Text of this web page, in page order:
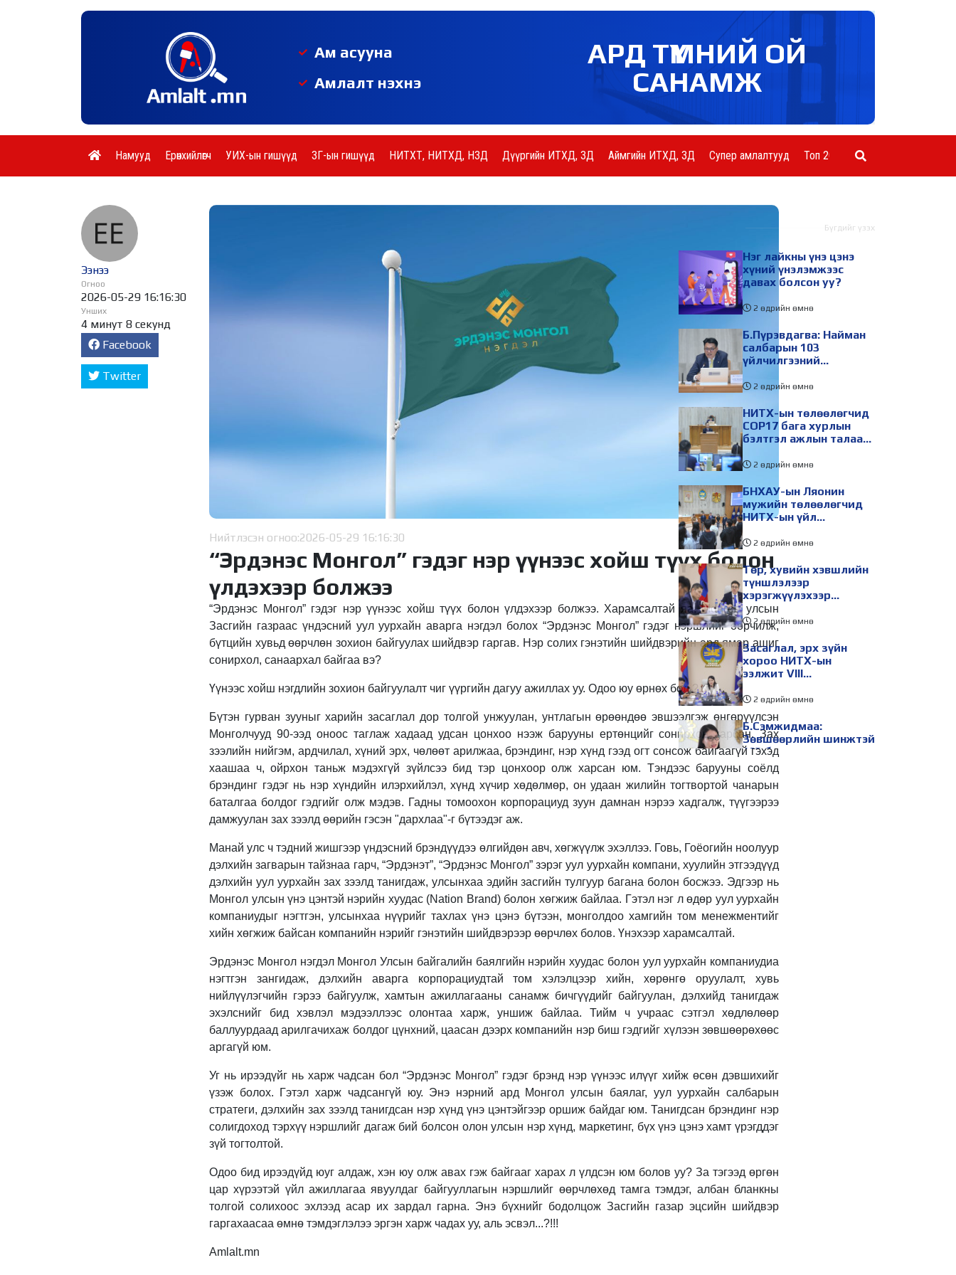
Ам асууна
Амлалт нэхнэ
АРД ТҮМНИЙ ОЙ
САНАМЖ
Намууд Ерөнхийлөгч УИХ-ын гишүүд ЗГ-ын гишүүд НИТХТ, НИТХД, НЗД Дүүргийн ИТХД, ЗД Аймгийн ИТХД, ЗД Супер амлалтууд Топ 20 ААН
Ээнээ
Огноо
2026-05-29 16:16:30
Унших
4 минут 8 секунд
Facebook
Twitter
Нийтлэсэн огноо:2026-05-29 16:16:30
“Эрдэнэс Монгол” гэдэг нэр үүнээс хойш түүх болон
үлдэхээр болжээ
“Эрдэнэс Монгол” гэдэг нэр үүнээс хойш түүх болон үлдэхээр болжээ. Харамсалтай яа. Монгол улсын
Засгийн газраас үндэсний уул уурхайн аварга нэгдэл болох “Эрдэнэс Монгол” гэдэг нэршлийг өөрчилж,
бүтцийн хувьд өөрчлөн зохион байгуулах шийдвэр гаргав. Нэр солих гэнэтийн шийдвэрийн ард ямар ашиг
сонирхол, санаархал байгаа вэ?
Үүнээс хойш нэгдлийн зохион байгуулалт чиг үүргийн дагуу ажиллах уу. Одоо юу өрнөх бол ?.
Бүтэн гурван зууныг харийн засаглал дор толгой унжуулан, унтлагын өрөөндөө эвшээлгэж өнгөрүүлсэн
Монголчууд 90-ээд оноос таглаж хадаад удсан цонхоо нээж барууны ертөнцийг сонирхон харсан. Зах
зээлийн нийгэм, ардчилал, хүний эрх, чөлөөт арилжаа, брэндинг, нэр хүнд гээд огт сонсож байгаагүй гэхэд
хаашаа ч, ойрхон таньж мэдэхгүй зүйлсээ бид тэр цонхоор олж харсан юм. Тэндээс барууны соёлд
брэндинг гэдэг нь нэр хүндийн илэрхийлэл, хүнд хүчир хөдөлмөр, он удаан жилийн тогтвортой чанарын
баталгаа болдог гэдгийг олж мэдэв. Гадны томоохон корпорациуд зуун дамнан нэрээ хадгалж, түүгээрээ
дамжуулан зах зээлд өөрийн гэсэн "дархлаа"-г бүтээдэг аж.
Манай улс ч тэдний жишгээр үндэсний брэндүүдээ өлгийдөн авч, хөгжүүлж эхэллээ. Говь, Гоёогийн ноолуур
дэлхийн загварын тайзнаа гарч, “Эрдэнэт”, “Эрдэнэс Монгол” зэрэг уул уурхайн компани, хуулийн этгээдүүд
дэлхийн уул уурхайн зах зээлд танигдаж, улсынхаа эдийн засгийн тулгуур багана болон босжээ. Эдгээр нь
Монгол улсын үнэ цэнтэй нэрийн хуудас (Nation Brand) болон хөгжиж байлаа. Гэтэл нэг л өдөр уул уурхайн
компаниудыг нэгтгэн, улсынхаа нүүрийг тахлах үнэ цэнэ бүтээн, монголдоо хамгийн том менежментийг
хийн хөгжиж байсан компанийн нэрийг гэнэтийн шийдвэрээр өөрчлөх болов. Үнэхээр харамсалтай.
Эрдэнэс Монгол нэгдэл Монгол Улсын байгалийн баялгийн нэрийн хуудас болон уул уурхайн компаниудиа
нэгтгэн зангидаж, дэлхийн аварга корпорациудтай том хэлэлцээр хийн, хөрөнгө оруулалт, хувь
нийлүүлэгчийн гэрээ байгуулж, хамтын ажиллагааны санамж бичгүүдийг байгуулан, дэлхийд танигдаж
эхэлснийг бид хэвлэл мэдээллээс олонтаа харж, уншиж байлаа. Тийм ч учраас сэтгэл хөдлөлөөр
баллуурдаад арилгачихаж болдог цүнхний, цаасан дээрх компанийн нэр биш гэдгийг хүлээн зөвшөөрөхөөс
аргагүй юм.
Уг нь ирээдүйг нь харж чадсан бол “Эрдэнэс Монгол” гэдэг брэнд нэр үүнээс илүүг хийж өсөн дэвшихийг
үзэж болох. Гэтэл харж чадсангүй юу. Энэ нэрний ард Монгол улсын баялаг, уул уурхайн салбарын
стратеги, дэлхийн зах зээлд танигдсан нэр хүнд үнэ цэнтэйгээр оршиж байдаг юм. Танигдсан брэндинг нэр
солигдоход тэрхүү нэршлийг дагаж бий болсон олон улсын нэр хүнд, маркетинг, бүх үнэ цэнэ хамт үрэгддэг
зүй тогтолтой.
Одоо бид ирээдүйд юуг алдаж, хэн юу олж авах гэж байгааг харах л үлдсэн юм болов уу? За тэгээд өргөн
цар хүрээтэй үйл ажиллагаа явуулдаг байгууллагын нэршлийг өөрчлөхөд тамга тэмдэг, албан бланкны
толгой солихоос эхлээд асар их зардал гарна. Энэ бүхнийг бодолцож Засгийн газар эцсийн шийдвэр
гаргахаасаа өмнө тэмдэглэлээ эргэн харж чадах уу, аль эсвэл...?!!!
Amlalt.mn
Бүгдийг үзэх
Нэг лайкны үнэ цэнэ
хүний үнэлэмжээс
давах болсон уу?
2 өдрийн өмнө
Б.Пүрэвдагва: Найман
салбарын 103
үйлчилгээний
бизнес эрхлэхэд
2 өдрийн өмнө
НИТХ-ын төлөөлөгчид
COP17 бага хурлын
бэлтгэл ажлын талаар
2 өдрийн өмнө
БНХАУ-ын Ляонин
мужийн төлөөлөгчид
НИТХ-ын үйл
танилцлаа
2 өдрийн өмнө
Төр, хувийн хэвшлийн
түншлэлээр
хэрэгжүүлэхээр
төлөвлөсөн зарим
төслийг танилцуулав
2 өдрийн өмнө
Засаглал, эрх зүйн
хороо НИТХ-ын
ээлжит VIII
хэлэлцэх асуудлуудыг
дэмжлээ
2 өдрийн өмнө
Б.Сэмжидмаа:
Зөвшөөрлийн шинжтэй
103 бүртгэлээс
нийслэлийн бизнес
эрхлэгчдийг
чөлөөллөө
ТБХ 67 асуудал
ерөнхий хяналтын
сонсгол зохион
байгуулсан байна
2 өдрийн өмнө
УИХ-ын дарга
С.Бямбацогт төрийг
төлөөлөн Сутай
хайрхны тэнгэрийг
УИХ-ын гишүүн
Б.Мөнхсоёл “Нээлттэй
парламент“ танхимд
ажиллаж, иргэдтэй
уулзлаа
2 өдрийн өмнө
“Хотын дарга сонсож
сарын 14-нөөс
ажиллуулж эхэлнэ
3 өдрийн өмнө
Н.Номтойбаяр:
Аймгуудад тулгамдаж
Засгийн газрын
хуралдаанд
танилцуулж,
шийдвэрлүүлнэ
3 өдрийн өмнө
УИХ-ын дарга
С.Бямбацогт төрийг